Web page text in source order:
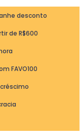
desconto
de R$600
FAVO100